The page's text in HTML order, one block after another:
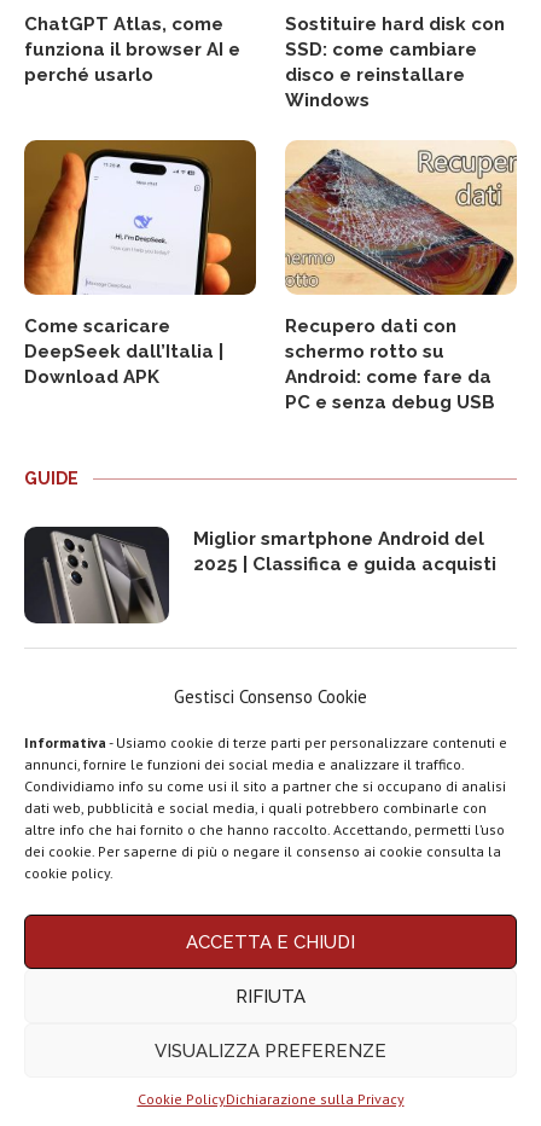
Gestisci Consenso Cookie
Informativa - Usiamo cookie di terze parti per personalizzare contenuti e
annunci, fornire le funzioni dei social media e analizzare il traffico.
Condividiamo info su come usi il sito a partner che si occupano di analisi
dati web, pubblicità e social media, i quali potrebbero combinarle con
altre info che hai fornito o che hanno raccolto. Accettando, permetti l’uso
dei cookie. Per saperne di più o negare il consenso ai cookie consulta la
cookie policy.
ACCETTA E CHIUDI
RIFIUTA
VISUALIZZA PREFERENZE
Cookie PolicyDichiarazione sulla Privacy
ChatGPT Atlas, come
funziona il browser AI e
perché usarlo
Sostituire hard disk con
SSD: come cambiare
disco e reinstallare
Windows
Come scaricare
DeepSeek dall’Italia |
Download APK
Recupero dati con
schermo rotto su
Android: come fare da
PC e senza debug USB
GUIDE
Miglior smartphone Android del
2025 | Classifica e guida acquisti
Top 5 migliori tablet per scrivere e
disegnare con penna
Top 5 migliori smartphone per
rapporto qualità prezzo del 2025
Google TV del 2025
LEGGI ANCHE
Top 5 migliori
Top 5 migliori TV